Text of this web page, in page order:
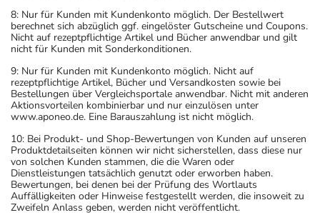
8: Nur für Kunden mit Kundenkonto möglich. Der Bestellwert
berechnet sich abzüglich ggf. eingelöster Gutscheine und Coupons.
Nicht auf rezeptpflichtige Artikel und Bücher anwendbar und gilt
nicht für Kunden mit Sonderkonditionen.
9: Nur für Kunden mit Kundenkonto möglich. Nicht auf
rezeptpflichtige Artikel, Bücher und Versandkosten sowie bei
Bestellungen über Vergleichsportale anwendbar. Nicht mit anderen
Aktionsvorteilen kombinierbar und nur einzulösen unter
www.aponeo.de. Eine Barauszahlung ist nicht möglich.
10: Bei Produkt- und Shop-Bewertungen von Kunden auf unseren
Produktdetailseiten können wir nicht sicherstellen, dass diese nur
von solchen Kunden stammen, die die Waren oder
Dienstleistungen tatsächlich genutzt oder erworben haben.
Bewertungen, bei denen bei der Prüfung des Wortlauts
Auffälligkeiten oder Hinweise festgestellt werden, die insoweit zu
Zweifeln Anlass geben, werden nicht veröffentlicht.